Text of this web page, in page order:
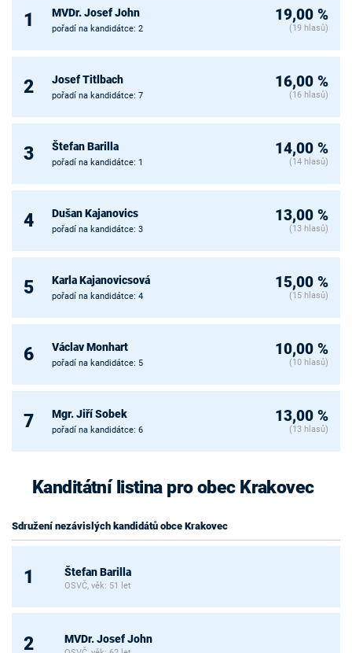
1 MVDr. Josef John
pořadí na kandidátce: 2
19,00 %
(19 hlasů)
2 Josef Titlbach
pořadí na kandidátce: 7
16,00 %
(16 hlasů)
3 Štefan Barilla
pořadí na kandidátce: 1
14,00 %
(14 hlasů)
4 Dušan Kajanovics
pořadí na kandidátce: 3
13,00 %
(13 hlasů)
5 Karla Kajanovicsová
pořadí na kandidátce: 4
15,00 %
(15 hlasů)
6 Václav Monhart
pořadí na kandidátce: 5
10,00 %
(10 hlasů)
7 Mgr. Jiří Sobek
pořadí na kandidátce: 6
13,00 %
(13 hlasů)
Kanditátní listina pro obec Krakovec
Sdružení nezávislých kandidátů obce Krakovec
1 Štefan Barilla
OSVČ, věk: 51 let
2 MVDr. Josef John